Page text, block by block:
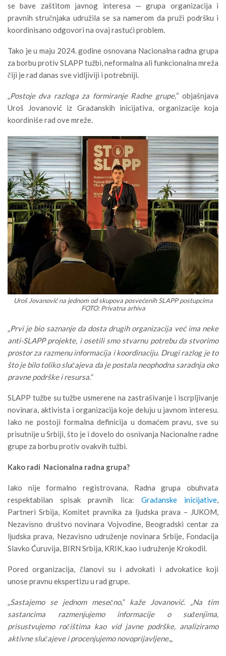
se bave zaštitom javnog interesa — grupa organizacija i
pravnih stručnjaka udružila se sa namerom da pruži podršku i
koordinisano odgovori na ovaj rastući problem.
Tako je u maju 2024. godine osnovana Nacionalna radna grupa
za borbu protiv SLAPP tužbi, neformalna ali funkcionalna mreža
čiji je rad danas sve vidljiviji i potrebniji.
„Postoje dva razloga za formiranje Radne grupe,“ objašnjava
Uroš Jovanović iz Građanskih inicijativa, organizacije koja
koordiniše rad ove mreže.
Uroš Jovanović na jednom od skupova posvećenih SLAPP postupcima
FOTO: Privatna arhiva
„Prvi je bio saznanje da dosta drugih organizacija već ima neke
anti-SLAPP projekte, i osetili smo stvarnu potrebu da stvorimo
prostor za razmenu informacija i koordinaciju. Drugi razlog je to
što je bilo toliko slučajeva da je postala neophodna saradnja oko
pravne podrške i resursa.“
SLAPP tužbe su tužbe usmerene na zastrašivanje i iscrpljivanje
novinara, aktivista i organizacija koje deluju u javnom interesu.
Iako ne postoji formalna definicija u domaćem pravu, sve su
prisutnije u Srbiji, što je i dovelo do osnivanja Nacionalne radne
grupe za borbu protiv ovakvih tužbi.
Kako radi Nacionalna radna grupa?
Iako nije formalno registrovana, Radna grupa obuhvata
respektabilan spisak pravnih lica: Građanske inicijative,
Partneri Srbija, Komitet pravnika za ljudska prava – JUKOM,
Nezavisno društvo novinara Vojvodine, Beogradski centar za
ljudska prava, Nezavisno udruženje novinara Srbije, Fondacija
Slavko Ćuruvija, BIRN Srbija, KRIK, kao i udruženje Krokodil.
Pored organizacija, članovi su i advokati i advokatice koji
unose pravnu ekspertizu u rad grupe.
„Sastajemo se jednom mesečno,“ kaže Jovanović. „Na tim
sastancima razmenjujemo informacije o suđenjima,
prisustvujemo ročištima kao vid javne podrške, analiziramo
aktivne slučajeve i procenjujemo novoprijavljene.„